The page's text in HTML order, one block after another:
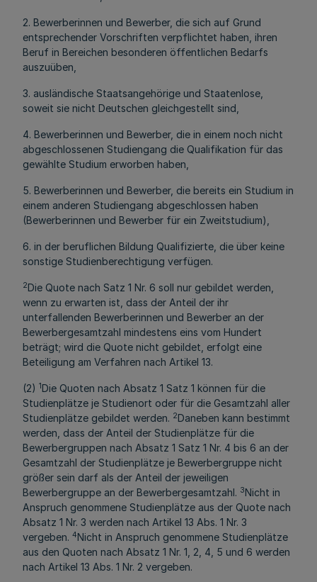
2. Bewerberinnen und Bewerber, die sich auf Grund
entsprechender Vorschriften verpflichtet haben, ihren
Beruf in Bereichen besonderen öffentlichen Bedarfs
auszuüben,
3. ausländische Staatsangehörige und Staatenlose,
soweit sie nicht Deutschen gleichgestellt sind,
4. Bewerberinnen und Bewerber, die in einem noch nicht
abgeschlossenen Studiengang die Qualifikation für das
gewählte Studium erworben haben,
5. Bewerberinnen und Bewerber, die bereits ein Studium in
einem anderen Studiengang abgeschlossen haben
(Bewerberinnen und Bewerber für ein Zweitstudium),
6. in der beruflichen Bildung Qualifizierte, die über keine
sonstige Studienberechtigung verfügen.
2Die Quote nach Satz 1 Nr. 6 soll nur gebildet werden,
wenn zu erwarten ist, dass der Anteil der ihr
unterfallenden Bewerberinnen und Bewerber an der
Bewerbergesamtzahl mindestens eins vom Hundert
beträgt; wird die Quote nicht gebildet, erfolgt eine
Beteiligung am Verfahren nach Artikel 13.
(2) 1Die Quoten nach Absatz 1 Satz 1 können für die
Studienplätze je Studienort oder für die Gesamtzahl aller
Studienplätze gebildet werden. 2Daneben kann bestimmt
werden, dass der Anteil der Studienplätze für die
Bewerbergruppen nach Absatz 1 Satz 1 Nr. 4 bis 6 an der
Gesamtzahl der Studienplätze je Bewerbergruppe nicht
größer sein darf als der Anteil der jeweiligen
Bewerbergruppe an der Bewerbergesamtzahl. 3Nicht in
Anspruch genommene Studienplätze aus der Quote nach
Absatz 1 Nr. 3 werden nach Artikel 13 Abs. 1 Nr. 3
vergeben. 4Nicht in Anspruch genommene Studienplätze
aus den Quoten nach Absatz 1 Nr. 1, 2, 4, 5 und 6 werden
nach Artikel 13 Abs. 1 Nr. 2 vergeben.